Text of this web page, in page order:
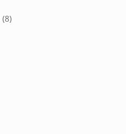
(8)